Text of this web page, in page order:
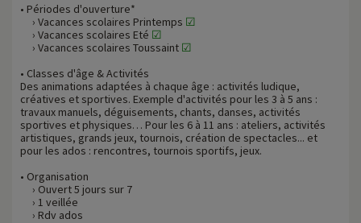
• Périodes d'ouverture*
› Vacances scolaires Printemps ☑
› Vacances scolaires Eté ☑
› Vacances scolaires Toussaint ☑
• Classes d'âge & Activités
Des animations adaptées à chaque âge : activités ludique,
créatives et sportives. Exemple d'activités pour les 3 à 5 ans :
travaux manuels, déguisements, chants, danses, activités
sportives et physiques… Pour les 6 à 11 ans : ateliers, activités
artistiques, grands jeux, tournois, création de spectacles... et
pour les ados : rencontres, tournois sportifs, jeux.
• Organisation
› Ouvert 5 jours sur 7
› 1 veillée
› Rdv ados